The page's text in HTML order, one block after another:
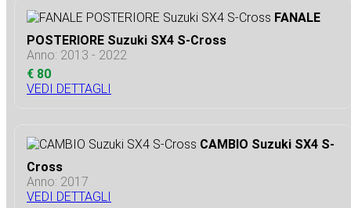
FANALE
POSTERIORE Suzuki SX4 S-Cross
Anno: 2013 - 2022
€ 80
VEDI DETTAGLI
CAMBIO Suzuki SX4 S-
Cross
Anno: 2017
VEDI DETTAGLI